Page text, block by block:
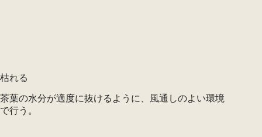
枯れる
茶葉の水分が適度に抜けるように、風通しのよい環境
で行う。